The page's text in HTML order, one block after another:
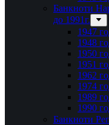
Банкноти
до 1991г.
1947
1948
1950
1951
1962
1974
1989
1990
Банкноти